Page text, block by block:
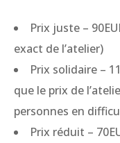
Prix juste –
exact de l’atelier)
Prix solidaire –
que le prix de
personnes en
Prix réduit –